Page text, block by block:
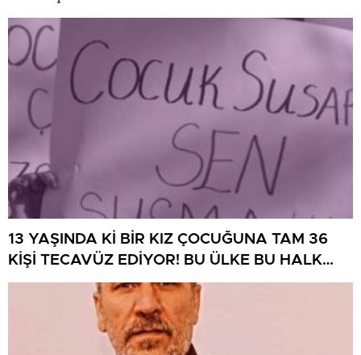
DAHA!
13 YAŞINDA Kİ BİR KIZ ÇOCUĞUNA TAM 36
KİŞİ TECAVÜZ EDİYOR! BU ÜLKE BU HALK
NEREYE SAVRULDU NASIL SAVRULDU!